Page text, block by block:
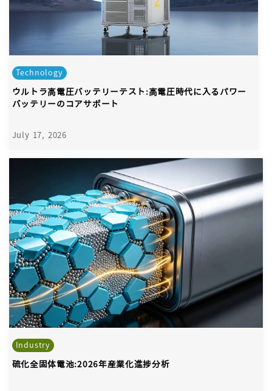
Technology
ウルトラ高電圧バッテリーテスト:高電圧時代に入るパワー
バッテリーのコアサポート
July 17, 2026
Industry
硫化全固体電池:2026年産業化進捗分析